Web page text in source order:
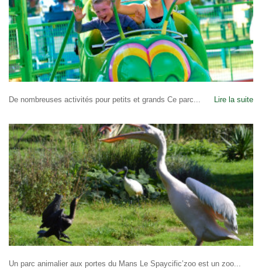
De nombreuses activités pour petits et grands Ce parc... Lire la suite
Un parc animalier aux portes du Mans Le Spaycific’zoo est un zoo...